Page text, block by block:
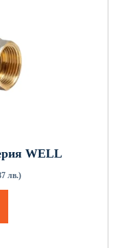
WELL
лв.)